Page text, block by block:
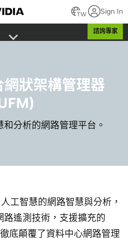
TW Sign In
諮詢專家
狀架構管理器
分析的網路管理平台。
工智慧的網路智慧與分析，
遙測技術，支援擴充的
底顛覆了資料中心網路管理